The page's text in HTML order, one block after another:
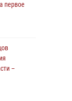
пляже
первое
–